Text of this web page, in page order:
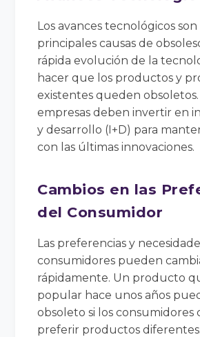
Los avances tecnológicos
principales causas de
rápida evolución de la
hacer que los productos y
existentes queden obsoletos.
empresas deben invertir en
y desarrollo (I+D) para
con las últimas innovaciones.
Cambios en las
del Consumidor
Las preferencias y
consumidores pueden
rápidamente. Un producto
popular hace unos años
obsoleto si los consumidores
preferir productos